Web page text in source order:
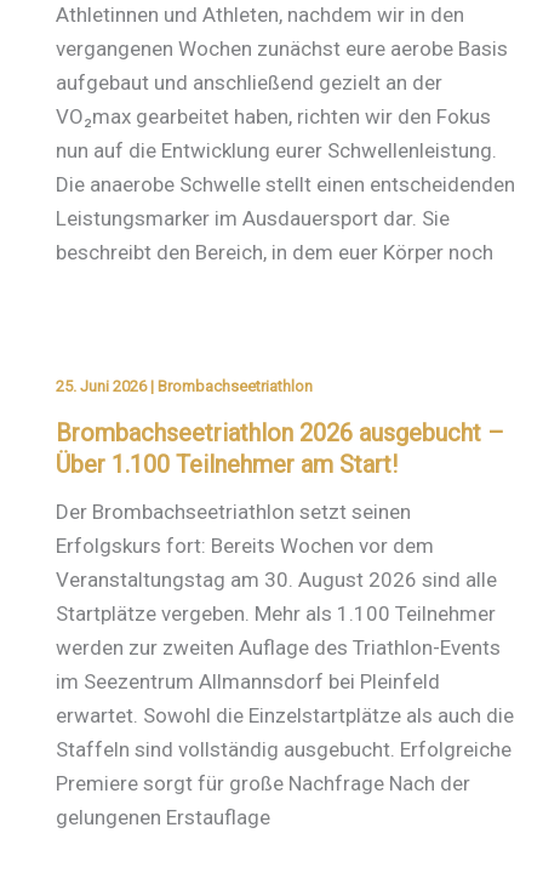
Athletinnen und Athleten, nachdem wir in den
vergangenen Wochen zunächst eure aerobe Basis
aufgebaut und anschließend gezielt an der
VO₂max gearbeitet haben, richten wir den Fokus
nun auf die Entwicklung eurer Schwellenleistung.
Die anaerobe Schwelle stellt einen entscheidenden
Leistungsmarker im Ausdauersport dar. Sie
beschreibt den Bereich, in dem euer Körper noch
25. Juni 2026 | Brombachseetriathlon
Brombachseetriathlon 2026 ausgebucht –
Über 1.100 Teilnehmer am Start!
Der Brombachseetriathlon setzt seinen
Erfolgskurs fort: Bereits Wochen vor dem
Veranstaltungstag am 30. August 2026 sind alle
Startplätze vergeben. Mehr als 1.100 Teilnehmer
werden zur zweiten Auflage des Triathlon-Events
im Seezentrum Allmannsdorf bei Pleinfeld
erwartet. Sowohl die Einzelstartplätze als auch die
Staffeln sind vollständig ausgebucht. Erfolgreiche
Premiere sorgt für große Nachfrage Nach der
gelungenen Erstauflage